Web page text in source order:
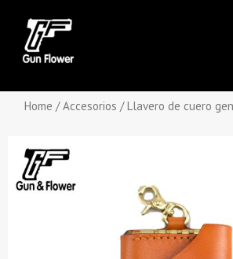
content
Home /Accesorios / Llavero de cuero